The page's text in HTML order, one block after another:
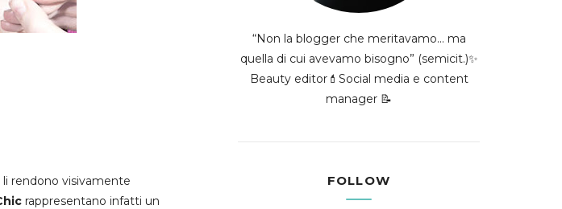
li rendono visivamente
rappresentano infatti un
“Non la blogger che meritavamo... ma
quella di cui avevamo bisogno” (semicit.)✨
Beauty editor💄Social media e content
manager 📝
FOLLOW